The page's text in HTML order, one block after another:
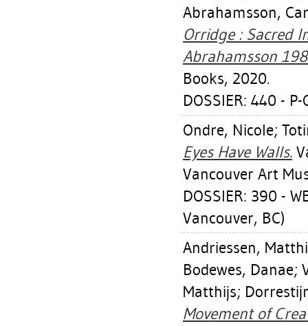
Abrahamsson,
Orridge : Sacred
Abrahamsson
Books, 2020.
DOSSIER: 440 - P-
Ondre, Nicole;
Eyes Have Walls.
Vancouver Art
DOSSIER: 390 -
Vancouver, BC)
Andriessen,
Bodewes, Danae;
Matthijs;
Movement of